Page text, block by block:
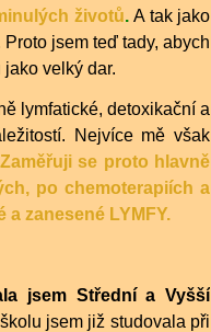
životů.A tak jako
jsem teď tady, abych
velký dar.
lymfatické, detoxikační a
Nejvíce mě však
Zaměřuji se proto hlavně
po chemoterapiích a
zanesené LYMFY.
jsem Střední a Vyšší
jsem již studovala při